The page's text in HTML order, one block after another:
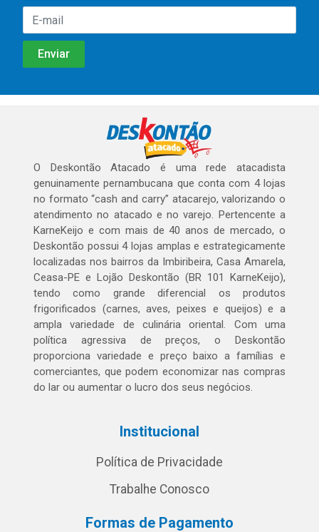
O Deskontão Atacado é uma rede atacadista
genuinamente pernambucana que conta com 4 lojas
no formato “cash and carry” atacarejo, valorizando o
atendimento no atacado e no varejo. Pertencente a
KarneKeijo e com mais de 40 anos de mercado, o
Deskontão possui 4 lojas amplas e estrategicamente
localizadas nos bairros da Imbiribeira, Casa Amarela,
Ceasa-PE e Lojão Deskontão (BR 101 KarneKeijo),
tendo como grande diferencial os produtos
frigorificados (carnes, aves, peixes e queijos) e a
ampla variedade de culinária oriental. Com uma
política agressiva de preços, o Deskontão
proporciona variedade e preço baixo a famílias e
comerciantes, que podem economizar nas compras
do lar ou aumentar o lucro dos seus negócios.
Institucional
Política de Privacidade
Trabalhe Conosco
Formas de Pagamento